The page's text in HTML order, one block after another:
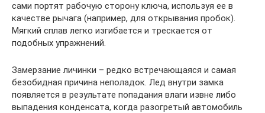
сами портят рабочую сторону ключа, используя ее в
качестве рычага (например, для открывания пробок).
Мягкий сплав легко изгибается и трескается от
подобных упражнений.
Замерзание личинки – редко встречающаяся и самая
безобидная причина неполадок. Лед внутри замка
появляется в результате попадания влаги извне либо
выпадения конденсата, когда разогретый автомобиль